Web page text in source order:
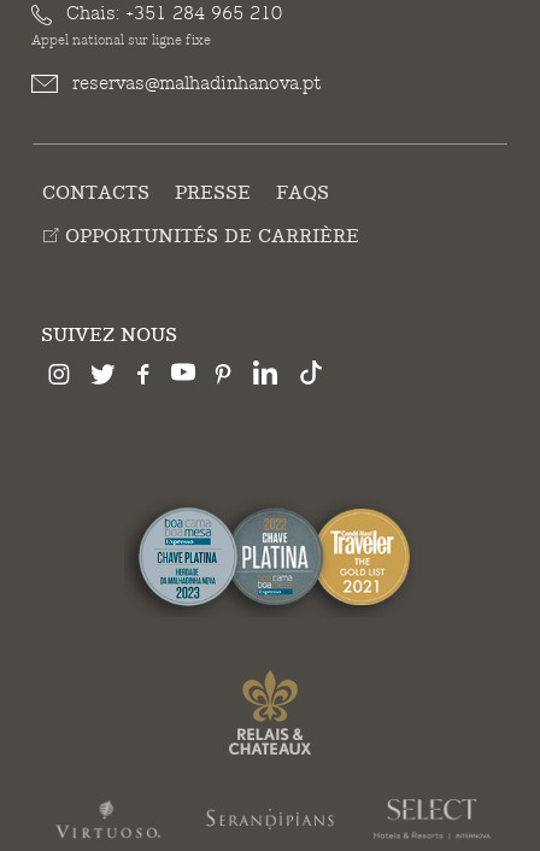
Chais: +351 284 965 210
Appel national sur ligne fixe
reservas@malhadinhanova.pt
CONTACTS PRESSE
FAQS
OPPORTUNITÉS DE CARRIÈRE
SUIVEZ NOUS